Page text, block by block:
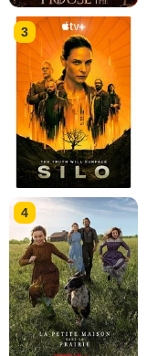
3
4